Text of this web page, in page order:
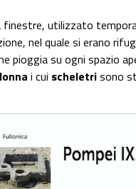
utilizzato
nel quale si erano
pioggia su ogni spazio
i cui scheletrisono